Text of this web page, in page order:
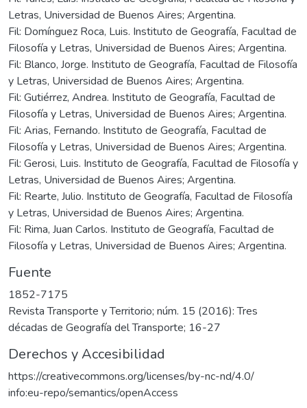
Letras, Universidad de Buenos Aires; Argentina.
Fil: Domínguez Roca, Luis. Instituto de Geografía, Facultad de
Filosofía y Letras, Universidad de Buenos Aires; Argentina.
Fil: Blanco, Jorge. Instituto de Geografía, Facultad de Filosofía
y Letras, Universidad de Buenos Aires; Argentina.
Fil: Gutiérrez, Andrea. Instituto de Geografía, Facultad de
Filosofía y Letras, Universidad de Buenos Aires; Argentina.
Fil: Arias, Fernando. Instituto de Geografía, Facultad de
Filosofía y Letras, Universidad de Buenos Aires; Argentina.
Fil: Gerosi, Luis. Instituto de Geografía, Facultad de Filosofía y
Letras, Universidad de Buenos Aires; Argentina.
Fil: Rearte, Julio. Instituto de Geografía, Facultad de Filosofía
y Letras, Universidad de Buenos Aires; Argentina.
Fil: Rima, Juan Carlos. Instituto de Geografía, Facultad de
Filosofía y Letras, Universidad de Buenos Aires; Argentina.
Fuente
1852-7175
Revista Transporte y Territorio; núm. 15 (2016): Tres
décadas de Geografía del Transporte; 16-27
Derechos y Accesibilidad
https://creativecommons.org/licenses/by-nc-nd/4.0/
info:eu-repo/semantics/openAccess